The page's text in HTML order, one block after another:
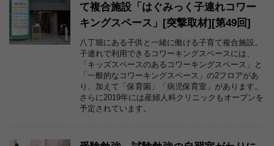
て複合施設「はぐみっく子連れコワー
キングスペース」[突撃取材][第49回]
八丁堀にある子供と一緒に働ける子育て複合施設。
子連れで利用できるコワーキングスペースには、
「キッズスペースのあるコワーキングスペース」と
「一般的なコワーキングスペース」の2フロアがあ
り、加えて「保育園」「病児保育室」があります。
さらに2019年には産婦人科クリニックもオープンを
予定されています。